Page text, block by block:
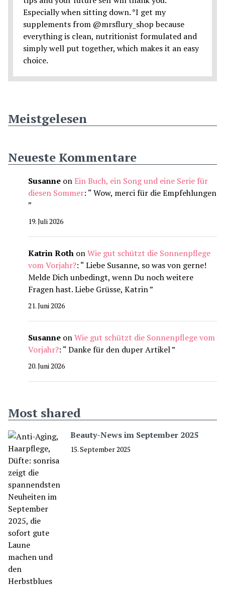
Meistgelesen
Neueste Kommentare
Susanne onEin Buch, ein Song und eine Serie für
diesen Sommer: “Wow, merci für die Empfehlungen
”
19. Juli 2026
Katrin Roth onWie gut schützt die Sonnenpflege
vom Vorjahr?: “Liebe Susanne, so was von gerne!
Melde Dich unbedingt, wenn Du noch weitere
Fragen hast. Liebe Grüsse, Katrin”
21. Juni 2026
Susanne onWie gut schützt die Sonnenpflege vom
Vorjahr?: “Danke für den duper Artikel”
20. Juni 2026
Most shared
Beauty-News im September 2025
15. September 2025